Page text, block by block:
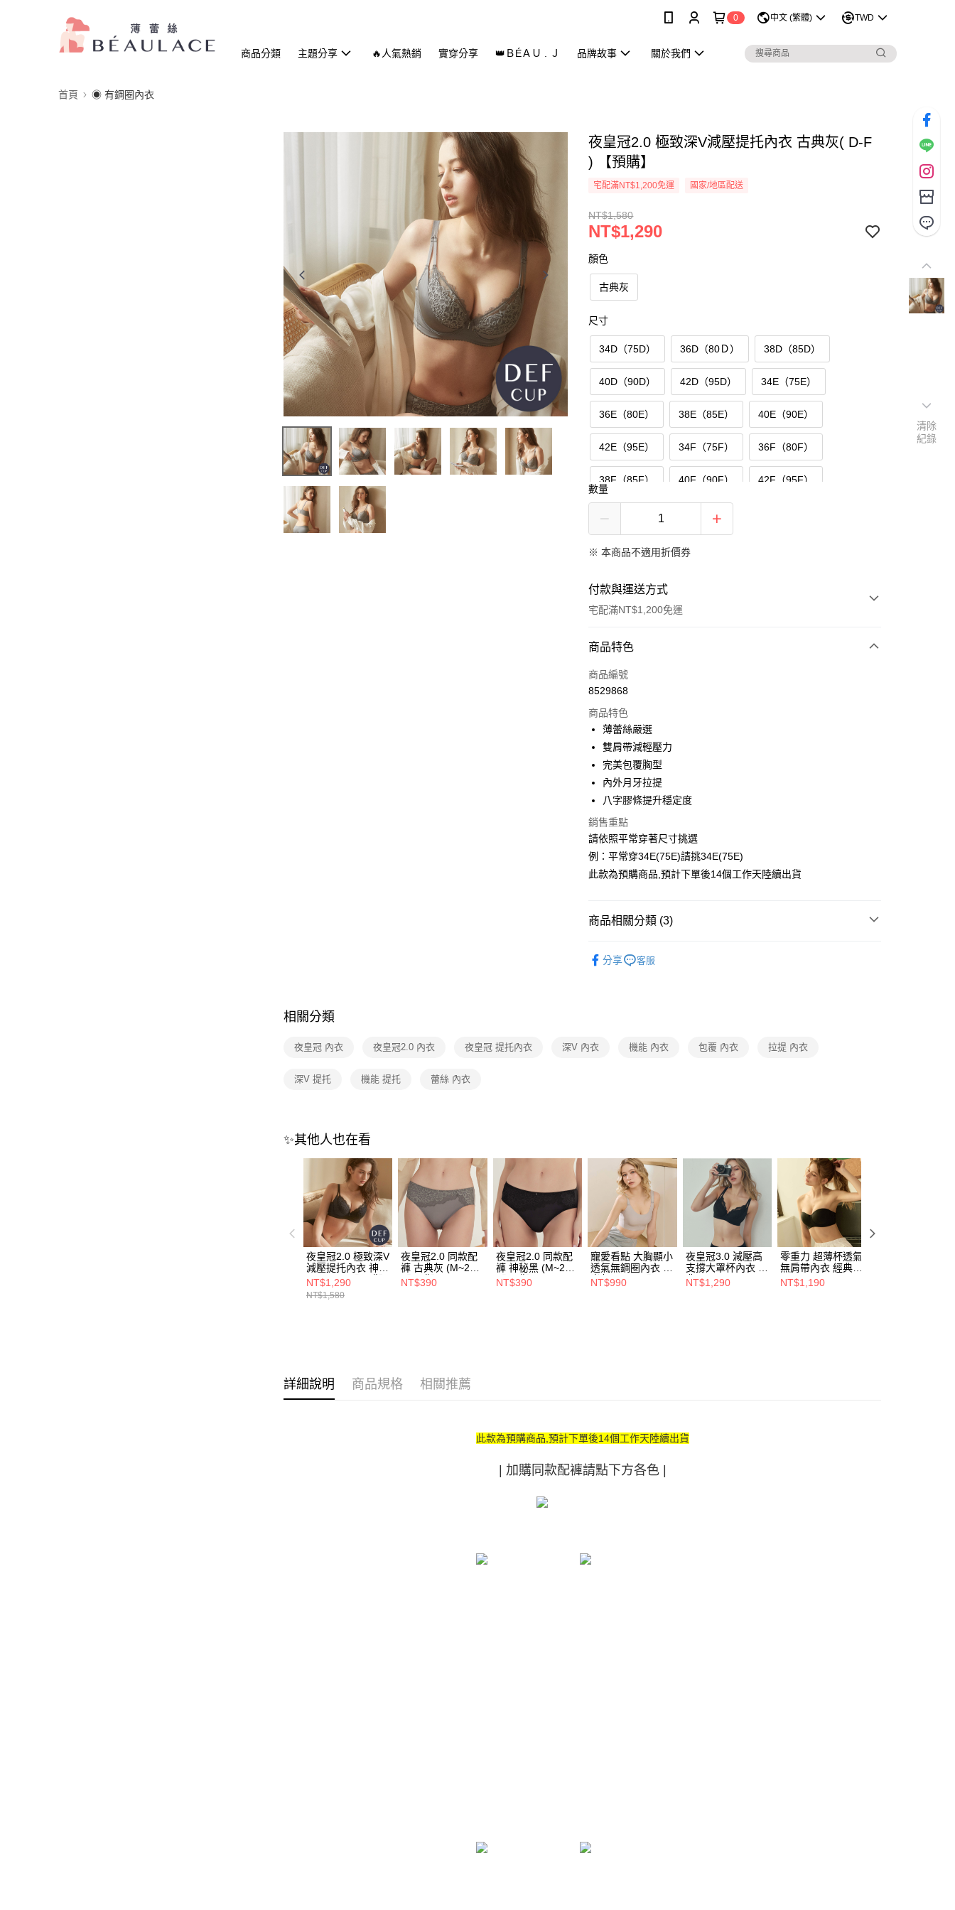
0 中文 (繁體) TWD
商品分類 主題分享 🔥人氣熱銷 實穿分享 👑ＢÉＡＵ . Ｊ 品牌故事 關於我們
首頁 ◉ 有鋼圈內衣
夜皇冠2.0 極致深V減壓提托內衣 古典灰( D-F
) 【預購】
宅配滿NT$1,200免運 國家/地區配送
NT$1,580
NT$1,290
顏色
古典灰
尺寸
34D（75D） 36D（80Ｄ） 38D（85D）
40D（90D） 42D（95D） 34E（75E）
36E（80E） 38E（85E） 40E（90E）
42E（95E） 34F（75F） 36F（80F）
38F（85F） 40F（90F）
42F（95F）
數量
※ 本商品不適用折價券
付款與運送方式
宅配滿NT$1,200免運
付款方式
信用卡一次付款
3 期 0 利率 每期
合作金庫商業銀行
華南商業銀行
國泰世華商業銀行
臺灣中小企業銀行
匯豐（台灣）商業銀行
聯邦商業銀行
玉山商業銀行
台新國際商業銀行
中國信託商業銀行
超商取貨付款
Apple Pay
街口支付
ATM付款
全家取貨付款
免運費
海外宅配
商品特色
商品編號
8529868
商品特色
薄蕾絲嚴選
雙肩帶減輕壓力
完美包覆胸型
內外月牙拉提
八字膠條提升穩定度
銷售重點
請依照平常穿著尺寸挑選
例：平常穿34E(75E)請挑34E(75E)
此款為預購商品,預計下單後14個工作天陸續出貨
商品相關分類 (3)
分享 客服
相關分類
夜皇冠 內衣 夜皇冠2.0 內衣 夜皇冠 提托內衣 深V 內衣 機能 內衣 包覆 內衣 拉提 內衣
深V 提托 機能 提托 蕾絲 內衣
✨其他人也在看
夜皇冠2.0 極致深V
減壓提托內衣 神秘
黑( D-F ) 【預購】
NT$1,290
NT$1,580
夜皇冠2.0 同款配
褲 古典灰 (M~2L )
【預購】
NT$390
夜皇冠2.0 同款配
褲 神秘黑 (M~2L )
【預購】
NT$390
寵愛看點 大胸顯小
透氣無鋼圈內衣 月
光灰(M-4L)【2L預
購】
NT$990
夜皇冠3.0 減壓高
支撐大罩杯內衣 經
典黑( E-G )
NT$1,290
零重力 超薄杯透氣
無肩帶內衣 經典黑
(D-F)
NT$1,190
詳細說明 商品規格 相關推薦
此款為預購商品,預計下單後14個工作天陸續出貨
| 加購同款配褲請點下方各色 |
清除
紀錄